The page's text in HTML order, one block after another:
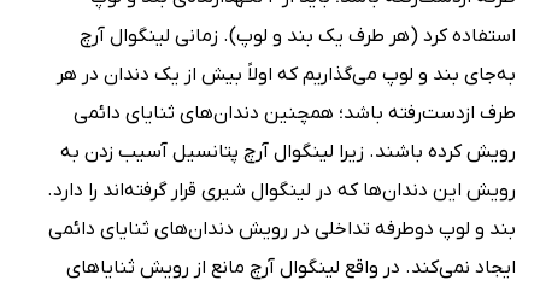
استفاده کرد (هر طرف یک بند و لوپ). زمانی لینگوال آرچ
به‌جای بند و لوپ می‌گذاریم که اولاً بیش از یک دندان در هر
طرف ازدست‌رفته باشد؛ همچنین دندان‌های ثنایای دائمی
رویش کرده باشند. زیرا لینگوال آرچ پتانسیل آسیب زدن به
رویش این دندان‌ها که در لینگوال شیری قرار گرفته‌اند را دارد.
بند و لوپ دوطرفه تداخلی در رویش دندان‌های ثنایای دائمی
ایجاد نمی‌کند. در واقع لینگوال آرچ مانع از رویش ثنایاهای